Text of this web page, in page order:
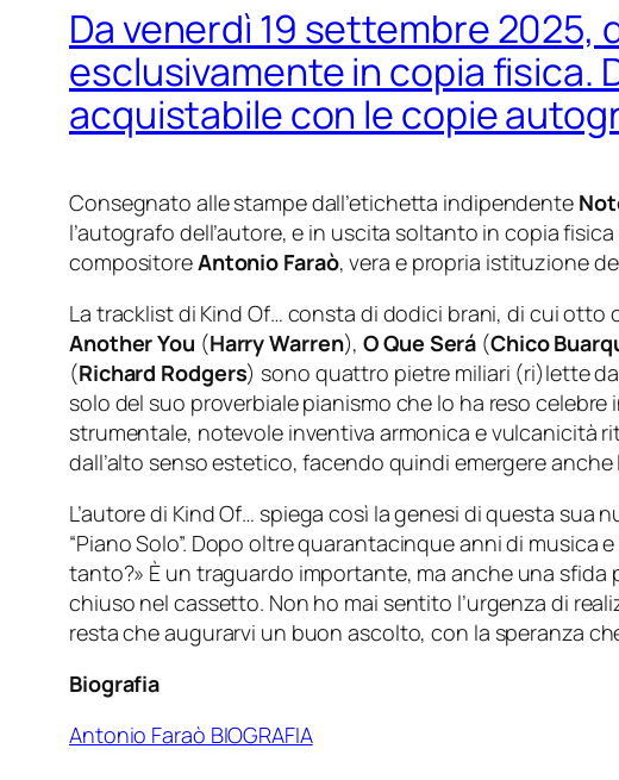
Da venerdì 19 settembre 2025,
esclusivamente in copia fisica.
acquistabile con le copie
Consegnato alle stampe dall’etichetta indipendente
l’autografo dell’autore, e in uscita soltanto in copia fisica
compositoreAntonio Faraò, vera e propria istituzione
La tracklist di Kind Of… consta di dodici brani, di cui otto
Another You (Harry Warren),O Que Será (Chico
(Richard Rodgers) sono quattro pietre miliari (ri)lette
solo del suo proverbiale pianismo che lo ha reso
strumentale, notevole inventiva armonica e vulcanicità
dall’alto senso estetico, facendo quindi emergere anche
L’autore di Kind Of… spiega così la genesi di questa sua
“Piano Solo”. Dopo oltre quarantacinque anni di
tanto?» È un traguardo importante, ma anche una
chiuso nel cassetto. Non ho mai sentito l’urgenza di
resta che augurarvi un buon ascolto, con la speranza
Biografia
Antonio Faraò BIOGRAFIA